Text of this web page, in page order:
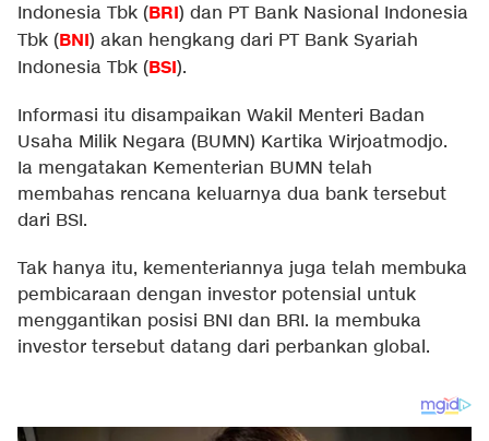
Indonesia Tbk (BRI) dan PT Bank Nasional Indonesia
Tbk (BNI) akan hengkang dari PT Bank Syariah
Indonesia Tbk (BSI).
Informasi itu disampaikan Wakil Menteri Badan
Usaha Milik Negara (BUMN) Kartika Wirjoatmodjo.
Ia mengatakan Kementerian BUMN telah
membahas rencana keluarnya dua bank tersebut
dari BSI.
Tak hanya itu, kementeriannya juga telah membuka
pembicaraan dengan investor potensial untuk
menggantikan posisi BNI dan BRI. Ia membuka
investor tersebut datang dari perbankan global.